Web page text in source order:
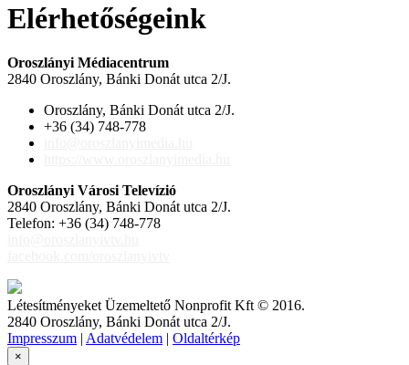
Elérhetőségeink
Oroszlányi Médiacentrum
2840 Oroszlány, Bánki Donát utca 2/J.
Oroszlány, Bánki Donát utca 2/J.
+36 (34) 748-778
Oroszlányi Városi Televízió
2840 Oroszlány, Bánki Donát utca 2/J.
Telefon: +36 (34) 748-778
Létesítményeket Üzemeltető Nonprofit Kft © 2016.
2840 Oroszlány, Bánki Donát utca 2/J.
Impresszum | Adatvédelem | Oldaltérkép
×